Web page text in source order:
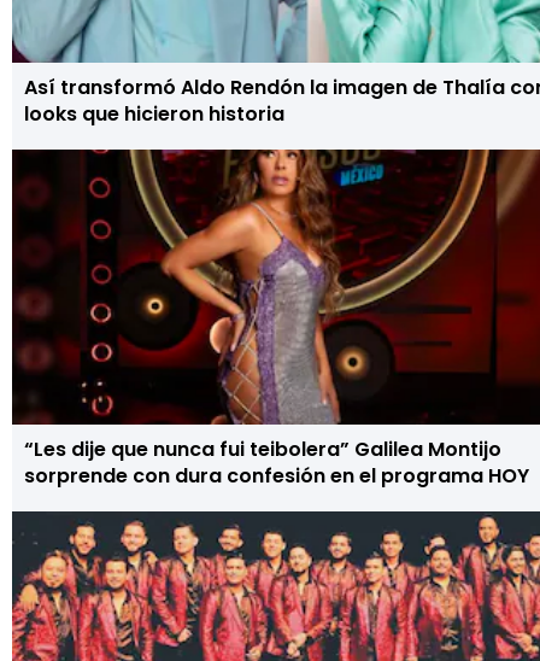
Así transformó Aldo Rendón la imagen de Thalía
looks que hicieron historia
“Les dije que nunca fui teibolera” Galilea Montijo
sorprende con dura confesión en el programa HOY